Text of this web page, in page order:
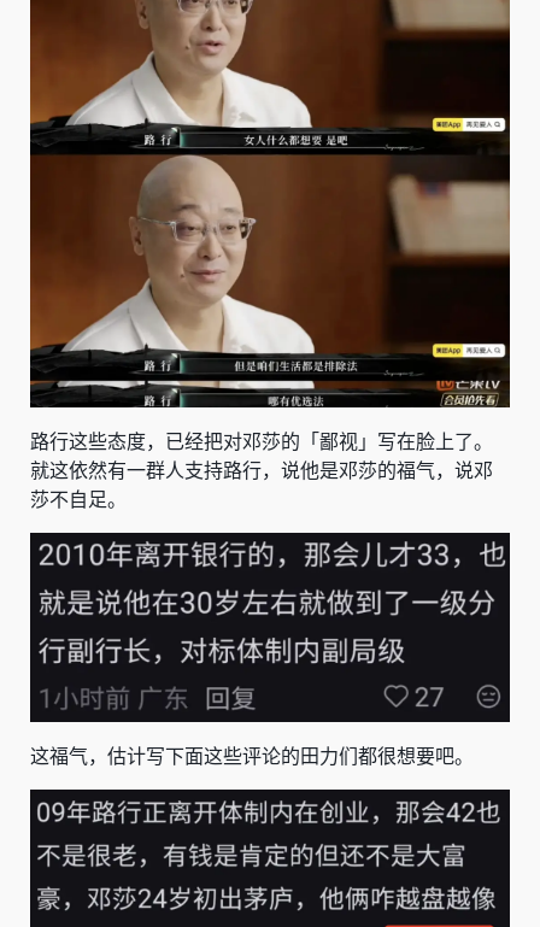
路行这些态度，已经把对邓莎的「鄙视」写在脸上了。
就这依然有一群人支持路行，说他是邓莎的福气，说邓
莎不自足。
这福气，估计写下面这些评论的田力们都很想要吧。